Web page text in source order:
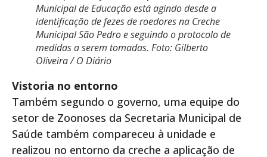
Municipal de Educação está agindo desde a
identificação de fezes de roedores na Creche
Municipal São Pedro e seguindo o protocolo de
medidas a serem tomadas. Foto: Gilberto
Oliveira / O Diário
Vistoria no entorno
Também segundo o governo, uma equipe do
setor de Zoonoses da Secretaria Municipal de
Saúde também compareceu à unidade e
realizou no entorno da creche a aplicação de